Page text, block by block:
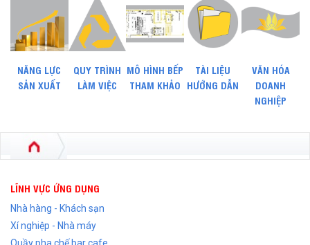
NĂNG LỰC
SẢN XUẤT
QUY TRÌNH
LÀM VIỆC
MÔ HÌNH BẾP
THAM KHẢO
TÀI LIỆU
HƯỚNG DẪN
VĂN HÓA
DOANH
NGHIỆP
LĨNH VỰC ỨNG DỤNG
Nhà hàng - Khách sạn
Xí nghiệp - Nhà máy